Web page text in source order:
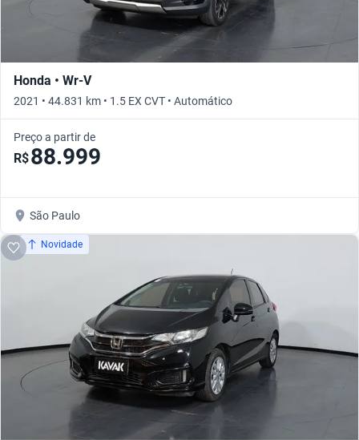
Honda • Wr-V
2021 • 44.831 km • 1.5 EX CVT • Automático
Preço a partir de
R$88.999
São Paulo
Novidade